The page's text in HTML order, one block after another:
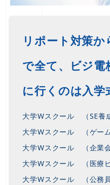
リポート対策か
で全て、ビジ電
に行くのは入学
大学Wスクール （SE養
大学Wスクール （ゲー
大学Wスクール （企業
大学Wスクール （医療
大学Wスクール （公務